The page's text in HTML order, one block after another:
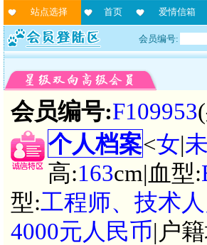
站点选择 首页 爱情信箱
会员编号:
会员编号:F109953
个人档案<女|
高:163cm|血型:
型:工程师、技术
4000元人民币|户